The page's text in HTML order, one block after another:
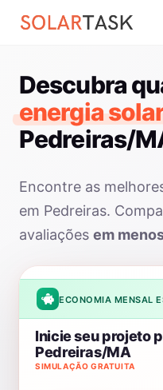
Descubra
energia
Pedreiras/
Encontre as
em Pedreiras.
avaliações em
ECONOMIA MENSAL
SIMULAÇÃO GRATUITA
Inicie seu projeto
Pedreiras/MA